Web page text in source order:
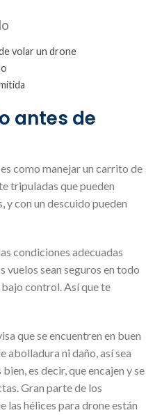
volar un drone
antes de
como manejar un carrito de
tripuladas que pueden
con un descuido pueden
condiciones adecuadas
vuelos sean seguros en todo
control. Así que te
que se encuentren en buen
abolladura ni daño, así sea
es decir, que encajen y se
Gran parte de los
las hélices para drone están